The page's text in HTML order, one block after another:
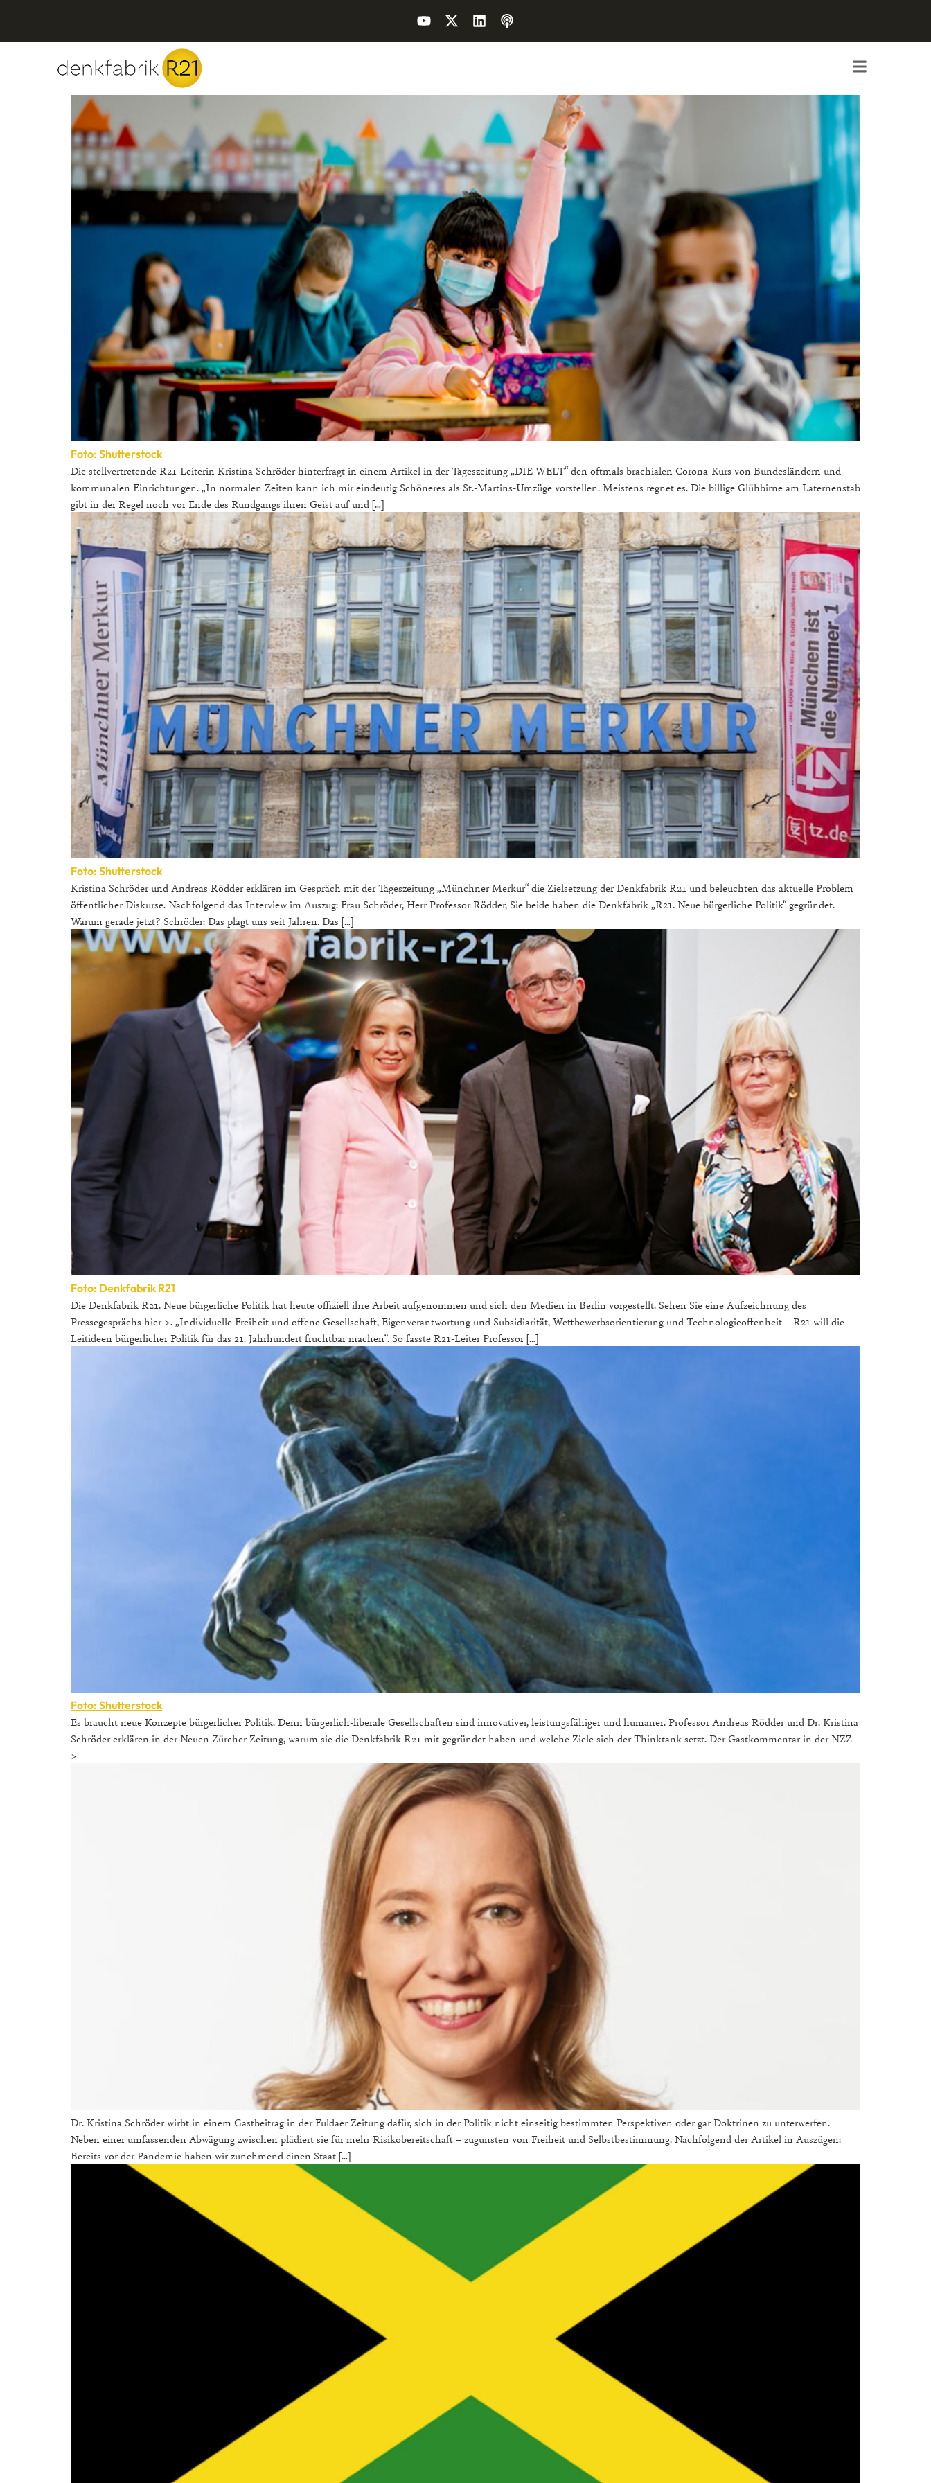
Foto: Shutterstock
Die stellvertretende R21-Leiterin Kristina Schröder hinterfragt in einem Artikel in der Tageszeitung „DIE WELT“ den oftmals brachialen Corona-Kurs von Bundesländern und
kommunalen Einrichtungen. „In normalen Zeiten kann ich mir eindeutig Schöneres als St.-Martins-Umzüge vorstellen. Meistens regnet es. Die billige Glühbirne am Laternenstab
gibt in der Regel noch vor Ende des Rundgangs ihren Geist auf und […]
Foto: Shutterstock
Kristina Schröder und Andreas Rödder erklären im Gespräch mit der Tageszeitung „Münchner Merkur“ die Zielsetzung der Denkfabrik R21 und beleuchten das aktuelle Problem
öffentlicher Diskurse. Nachfolgend das Interview im Auszug: Frau Schröder, Herr Professor Rödder, Sie beide haben die Denkfabrik „R21. Neue bürgerliche Politik“ gegründet.
Warum gerade jetzt? Schröder: Das plagt uns seit Jahren. Das […]
Foto: Denkfabrik R21
Die Denkfabrik R21. Neue bürgerliche Politik hat heute offiziell ihre Arbeit aufgenommen und sich den Medien in Berlin vorgestellt. Sehen Sie eine Aufzeichnung des
Pressegesprächs hier >. „Individuelle Freiheit und offene Gesellschaft, Eigenverantwortung und Subsidiarität, Wettbewerbsorientierung und Technologieoffenheit – R21 will die
Leitideen bürgerlicher Politik für das 21. Jahrhundert fruchtbar machen“. So fasste R21-Leiter Professor […]
Foto: Shutterstock
Es braucht neue Konzepte bürgerlicher Politik. Denn bürgerlich-liberale Gesellschaften sind innovativer, leistungsfähiger und humaner. Professor Andreas Rödder und Dr. Kristina
Schröder erklären in der Neuen Zürcher Zeitung, warum sie die Denkfabrik R21 mit gegründet haben und welche Ziele sich der Thinktank setzt. Der Gastkommentar in der NZZ
>
Dr. Kristina Schröder wirbt in einem Gastbeitrag in der Fuldaer Zeitung dafür, sich in der Politik nicht einseitig bestimmten Perspektiven oder gar Doktrinen zu unterwerfen.
Neben einer umfassenden Abwägung zwischen plädiert sie für mehr Risikobereitschaft – zugunsten von Freiheit und Selbstbestimmung. Nachfolgend der Artikel in Auszügen:
Bereits vor der Pandemie haben wir zunehmend einen Staat […]